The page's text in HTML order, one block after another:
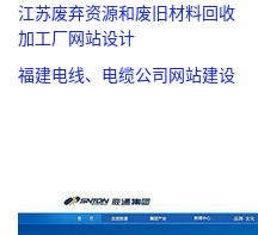
江苏废弃资源和废旧材料回收
加工厂网站设计
福建电线、电缆公司网站建设